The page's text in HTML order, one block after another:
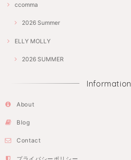
ccomma
2026 Summer
ELLY MOLLY
2026 SUMMER
Information
About
Blog
Contact